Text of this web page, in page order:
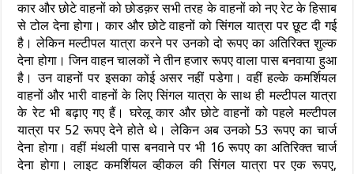
कार और छोटे वाहनों को छोडक़र सभी तरह के वाहनों को नए रेट के हिसाब
से टोल देना होगा। कार और छोटे वाहनों को सिंगल यात्रा पर छूट दी गई
है। लेकिन मल्टीपल यात्रा करने पर उनको दो रूपए का अतिरिक्त शुल्क
देना होगा। जिन वाहन चालकों ने तीन हजार रूपए वाला पास बनवाया हुआ
है। उन वाहनों पर इसका कोई असर नहीं पडेगा। वहीं हल्के कमर्शियल
वाहनों और भारी वाहनों के लिए सिंगल यात्रा के साथ ही मल्टीपल यात्रा
के रेट भी बढ़ाए गए हैं। घरेलू कार और छोटे वाहनों को पहले मल्टीपल
यात्रा पर 52 रूपए देने होते थे। लेकिन अब उनको 53 रूपए का चार्ज
देना होगा। वहीं मंथली पास बनवाने पर भी 16 रूपए का अतिरिक्त चार्ज
देना होगा। लाइट कमर्शियल व्हीकल की सिंगल यात्रा पर एक रूपए,